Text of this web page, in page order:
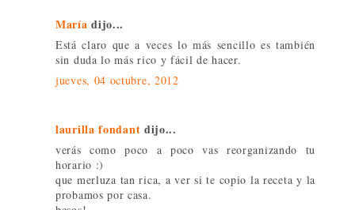
María dijo...
Está claro que a veces lo más sencillo es también
sin duda lo más rico y fácil de hacer.
jueves, 04 octubre, 2012
laurilla fondant dijo...
verás como poco a poco vas reorganizando tu
horario :)
que merluza tan rica, a ver si te copio la receta y la
probamos por casa.